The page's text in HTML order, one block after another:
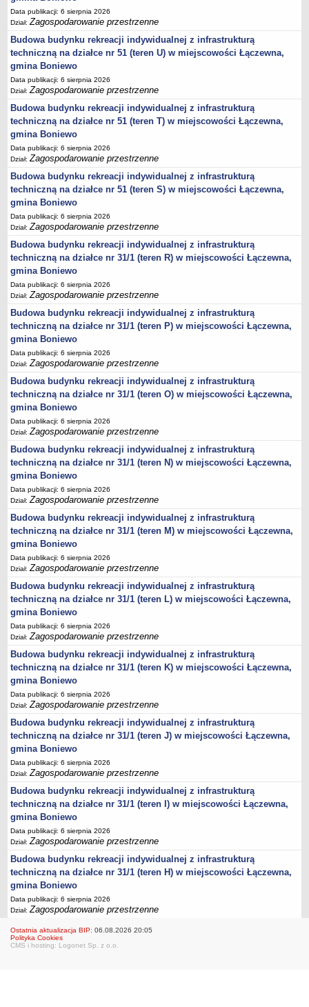
AKTUALNOŚCI GMINY BONIEWO
FINANSE GMINY
Majątek gminy
Budżet
sprawozdania z wykonania budżetu
Plan postępowań na 2026 rok
Plan postępowań o udzielenie zamówień na rok 2025
Plan postępowań na rok 2024
Plan postępowań o udzielenie zamówień na rok 2023
Plan postępowań o udzielenie zamówień na rok 2022
Plan postępowań w 2021 roku
Plan postępowań o udzielenie zamówień w 2020 roku
Plan postępowań o udzielenie zamówień na 2019
Plan postępowań o udzielenie zamówień w 2018 roku
Plan postępowań o udzielenie zamówień w 2017 roku
Dług publiczny, Pomoc publiczna
Realizacja inwestycji
przetargi
Konkursy
elektronizacja zamówień publicznych
zamówienia do 170 000 PLN
PRAWO LOKALNE
Statut
Uchwały
Projekty uchwał
Zarządzenia
Protokoły
Opłaty i podatki
Zagospodarowanie przestrzenne
Obwieszczenia,Zawiadomienia, sprawozdania ochrony środowiska
Decyzje o środowiskowych uwarunkowaniach
REWITALIZACJA GMINY BONIEWO
PPWOW
Aktualności
konkursy
Podręcznik PPWOW
Plan działania
Strategia Rozwiązywania Problemów Społecznych
Lista osób kluczowych
Lista aktywności społecznych
Lista lokalnych liderów
Podmioty uprawnione do świadczenia usług integracji społecznej
Podmioty realizujące usługi integracji społecznej w 2009
Wykaz usług społecznych
Plan utrwalania rezultatów
FUNDUSZ WSPARCIA
MIENIE KOMUNALNE
2006
2007
2008
2010
2009
POMOC PUBLICZNA
PUBLICZNIE DOSTĘPNY WYKAZ DANYCH ZAWIERAJĄCYCH INFORMACJE O
ŚRODOWISKU I JEGO OCHRONIE
Data publikacji: 6 sierpnia 2026
Dział:Zagospodarowanie przestrzenne
Budowa budynku rekreacji indywidualnej z infrastrukturą
techniczną na działce nr 51 (teren U) w miejscowości Łączewna,
gmina Boniewo
Data publikacji: 6 sierpnia 2026
Dział:Zagospodarowanie przestrzenne
Budowa budynku rekreacji indywidualnej z infrastrukturą
techniczną na działce nr 51 (teren T) w miejscowości Łączewna,
gmina Boniewo
Data publikacji: 6 sierpnia 2026
Dział:Zagospodarowanie przestrzenne
Budowa budynku rekreacji indywidualnej z infrastrukturą
techniczną na działce nr 51 (teren S) w miejscowości Łączewna,
gmina Boniewo
Data publikacji: 6 sierpnia 2026
Dział:Zagospodarowanie przestrzenne
Budowa budynku rekreacji indywidualnej z infrastrukturą
techniczną na działce nr 31/1 (teren R) w miejscowości Łączewna,
gmina Boniewo
Data publikacji: 6 sierpnia 2026
Dział:Zagospodarowanie przestrzenne
Budowa budynku rekreacji indywidualnej z infrastrukturą
techniczną na działce nr 31/1 (teren P) w miejscowości Łączewna,
gmina Boniewo
Data publikacji: 6 sierpnia 2026
Dział:Zagospodarowanie przestrzenne
Budowa budynku rekreacji indywidualnej z infrastrukturą
techniczną na działce nr 31/1 (teren O) w miejscowości Łączewna,
gmina Boniewo
Data publikacji: 6 sierpnia 2026
Dział:Zagospodarowanie przestrzenne
Budowa budynku rekreacji indywidualnej z infrastrukturą
techniczną na działce nr 31/1 (teren N) w miejscowości Łączewna,
gmina Boniewo
Data publikacji: 6 sierpnia 2026
Dział:Zagospodarowanie przestrzenne
Budowa budynku rekreacji indywidualnej z infrastrukturą
techniczną na działce nr 31/1 (teren M) w miejscowości Łączewna,
gmina Boniewo
Data publikacji: 6 sierpnia 2026
Dział:Zagospodarowanie przestrzenne
Budowa budynku rekreacji indywidualnej z infrastrukturą
techniczną na działce nr 31/1 (teren L) w miejscowości Łączewna,
gmina Boniewo
Data publikacji: 6 sierpnia 2026
Dział:Zagospodarowanie przestrzenne
Budowa budynku rekreacji indywidualnej z infrastrukturą
techniczną na działce nr 31/1 (teren K) w miejscowości Łączewna,
gmina Boniewo
Data publikacji: 6 sierpnia 2026
Dział:Zagospodarowanie przestrzenne
Budowa budynku rekreacji indywidualnej z infrastrukturą
techniczną na działce nr 31/1 (teren J) w miejscowości Łączewna,
gmina Boniewo
Data publikacji: 6 sierpnia 2026
Dział:Zagospodarowanie przestrzenne
Budowa budynku rekreacji indywidualnej z infrastrukturą
techniczną na działce nr 31/1 (teren I) w miejscowości Łączewna,
gmina Boniewo
Data publikacji: 6 sierpnia 2026
Dział:Zagospodarowanie przestrzenne
Budowa budynku rekreacji indywidualnej z infrastrukturą
techniczną na działce nr 31/1 (teren H) w miejscowości Łączewna,
gmina Boniewo
Data publikacji: 6 sierpnia 2026
Dział:Zagospodarowanie przestrzenne
Ostatnia aktualizacja BIP: 06.08.2026 20:05
Polityka Cookies
CMS i hosting: Logonet Sp. z o.o.